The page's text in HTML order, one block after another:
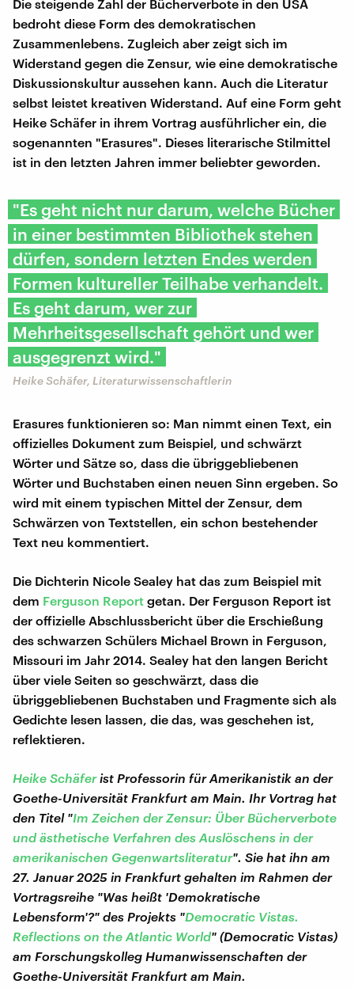
Die steigende Zahl der Bücherverbote in den USA
bedroht diese Form des demokratischen
Zusammenlebens. Zugleich aber zeigt sich im
Widerstand gegen die Zensur, wie eine demokratische
Diskussionskultur aussehen kann. Auch die Literatur
selbst leistet kreativen Widerstand. Auf eine Form geht
Heike Schäfer in ihrem Vortrag ausführlicher ein, die
sogenannten "Erasures". Dieses literarische Stilmittel
ist in den letzten Jahren immer beliebter geworden.
"Es geht nicht nur darum, welche Bücher
in einer bestimmten Bibliothek stehen
dürfen, sondern letzten Endes werden
Formen kultureller Teilhabe verhandelt.
Es geht darum, wer zur
Mehrheitsgesellschaft gehört und wer
ausgegrenzt wird."
Heike Schäfer, Literaturwissenschaftlerin
Erasures funktionieren so: Man nimmt einen Text, ein
offizielles Dokument zum Beispiel, und schwärzt
Wörter und Sätze so, dass die übriggebliebenen
Wörter und Buchstaben einen neuen Sinn ergeben. So
wird mit einem typischen Mittel der Zensur, dem
Schwärzen von Textstellen, ein schon bestehender
Text neu kommentiert.
Die Dichterin Nicole Sealey hat das zum Beispiel mit
dem Ferguson Report getan. Der Ferguson Report ist
der offizielle Abschlussbericht über die Erschießung
des schwarzen Schülers Michael Brown in Ferguson,
Missouri im Jahr 2014. Sealey hat den langen Bericht
über viele Seiten so geschwärzt, dass die
übriggebliebenen Buchstaben und Fragmente sich als
Gedichte lesen lassen, die das, was geschehen ist,
reflektieren.
Heike Schäferist Professorin für Amerikanistik an der
Goethe-Universität Frankfurt am Main. Ihr Vortrag hat
den Titel "Im Zeichen der Zensur: Über Bücherverbote
und ästhetische Verfahren des Auslöschens in der
amerikanischen Gegenwartsliteratur". Sie hat ihn am
27. Januar 2025 in Frankfurt gehalten im Rahmen der
Vortragsreihe "Was heißt 'Demokratische
Lebensform'?" des Projekts "Democratic Vistas.
Reflections on the Atlantic World" (Democratic Vistas)
am Forschungskolleg Humanwissenschaften der
Goethe-Universität Frankfurt am Main.